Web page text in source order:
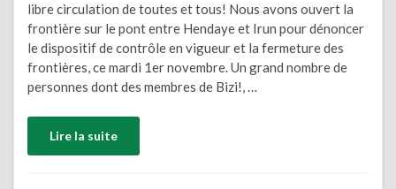
libre circulation de toutes et tous! Nous avons ouvert la
frontière sur le pont entre Hendaye et Irun pour dénoncer
le dispositif de contrôle en vigueur et la fermeture des
frontières, ce mardi 1er novembre. Un grand nombre de
personnes dont des membres de Bizi!, …
Lire la suite